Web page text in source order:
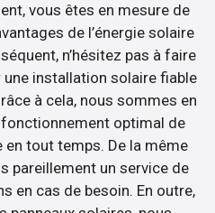
vous êtes en mesure de
de l’énergie solaire
n’hésitez pas à faire
une installation solaire fiable
à cela, nous sommes en
optimal de
tout temps. De la même
pareillement un service de
en cas de besoin. En outre,